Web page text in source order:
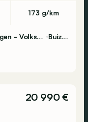
173 g/km
D'Ieteren Mobility Center Buizingen - Volkswagen & Commercial Vehicles Buizingen
20 990 €